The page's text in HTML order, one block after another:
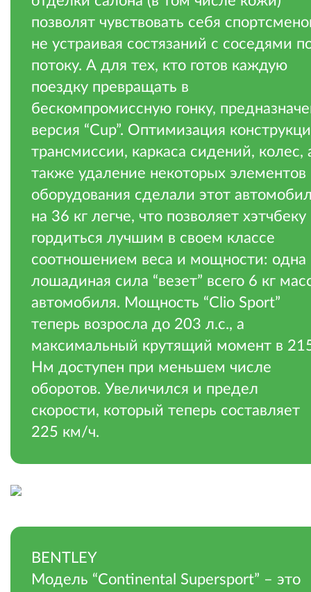
позволят чувствовать себя
не устраивая состязаний с соседями
потоку. А для тех, кто готов каждую
поездку превращать в
бескомпромиссную гонку,
версия “Cup”. Оптимизация
трансмиссии, каркаса сидений, колес,
также удаление некоторых элементов
оборудования сделали этот
на 36 кг легче, что позволяет хэтчбеку
гордиться лучшим в своем классе
соотношением веса и мощности: одна
лошадиная сила “везет” всего 6 кг
автомобиля. Мощность “Clio Sport”
теперь возросла до 203 л.с., а
максимальный крутящий момент в
Нм доступен при меньшем числе
оборотов. Увеличился и предел
скорости, который теперь составляет
225 км/ч.
BENTLEY
Модель “Continental Supersport” – это